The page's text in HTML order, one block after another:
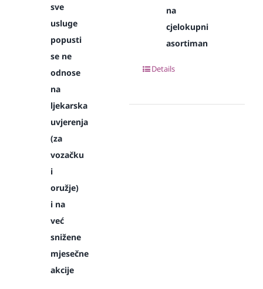
sve
usluge
popusti
se ne
odnose
na
ljekarska
uvjerenja
(za
vozačku
i
oružje)
i na
već
snižene
mjesečne
akcije
na
cjelokupni
asortiman
Details